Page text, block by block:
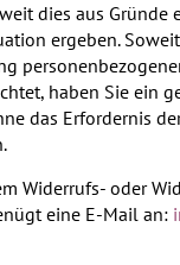
dies aus Gründe
ergeben.
haben Sie ein
das Erfordernis
Widerrufs- oder
eine E-Mail an: